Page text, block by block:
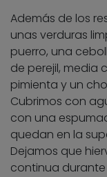
Además de los
unas verduras
puerro, una
de perejil, media
pimienta y un
Cubrimos con
con una
quedan en la
Dejamos que
continua durante